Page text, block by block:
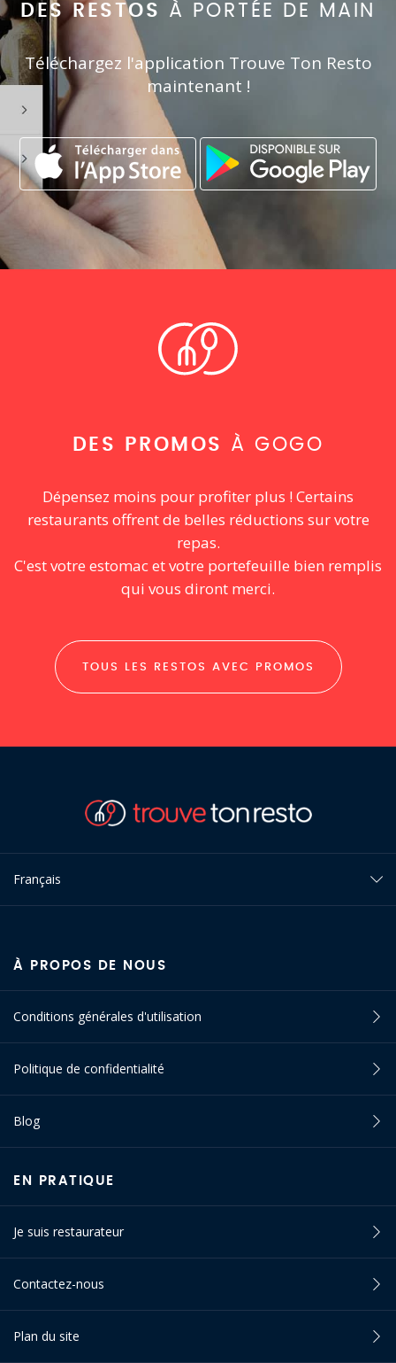
DES RESTOS À PORTÉE DE MAIN
Téléchargez l'application Trouve Ton Resto
maintenant !
DES PROMOS À GOGO
Dépensez moins pour profiter plus ! Certains
restaurants offrent de belles réductions sur votre
repas.
C'est votre estomac et votre portefeuille bien remplis
qui vous diront merci.
TOUS LES RESTOS AVEC PROMOS
Français
À PROPOS DE NOUS
Conditions générales d'utilisation
Politique de confidentialité
Blog
EN PRATIQUE
Je suis restaurateur
Contactez-nous
Plan du site